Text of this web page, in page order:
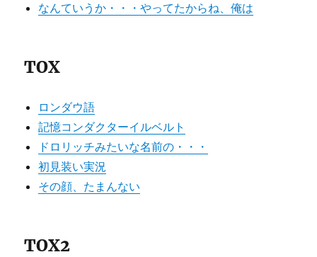
なんていうか・・・やってたからね、俺は
TOX
ロンダウ語
記憶コンダクターイルベルト
ドロリッチみたいな名前の・・・
初見装い実況
その顔、たまんない
TOX2